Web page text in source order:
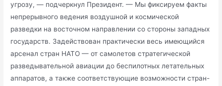
угрозу, — подчеркнул Президент. — Мы фиксируем факты
непрерывного ведения воздушной и космической
разведки на восточном направлении со стороны западных
государств. Задействован практически весь имеющийся
арсенал стран НАТО — от самолетов стратегической
разведывательной авиации до беспилотных летательных
аппаратов, а также соответствующие возможности стран-